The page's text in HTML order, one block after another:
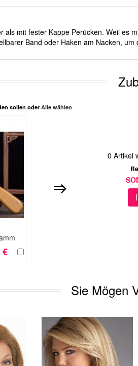
als mit fester Kappe Perücken. Weil
Band oder Haken am Nacken,
sollen oder Alle wählen
€
0 Artikel
Sie Mögen